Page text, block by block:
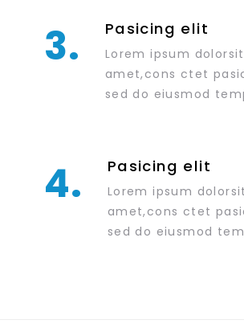
3. Pasicing elit
Lorem ipsum dolorsit
amet,cons ctet
sed do eiusmod
4. Pasicing elit
Lorem ipsum dolorsit
amet,cons ctet
sed do eiusmod